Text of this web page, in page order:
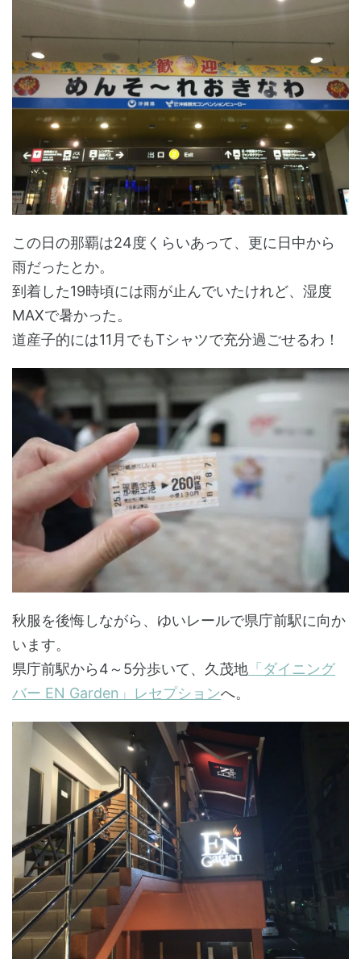
この日の那覇は24度くらいあって、更に日中から
雨だったとか。
到着した19時頃には雨が止んでいたけれど、湿度
MAXで暑かった。
道産子的には11月でもTシャツで充分過ごせるわ！
秋服を後悔しながら、ゆいレールで県庁前駅に向か
います。
県庁前駅から4～5分歩いて、久茂地 「ダイニング
バー EN Garden」レセプションへ。